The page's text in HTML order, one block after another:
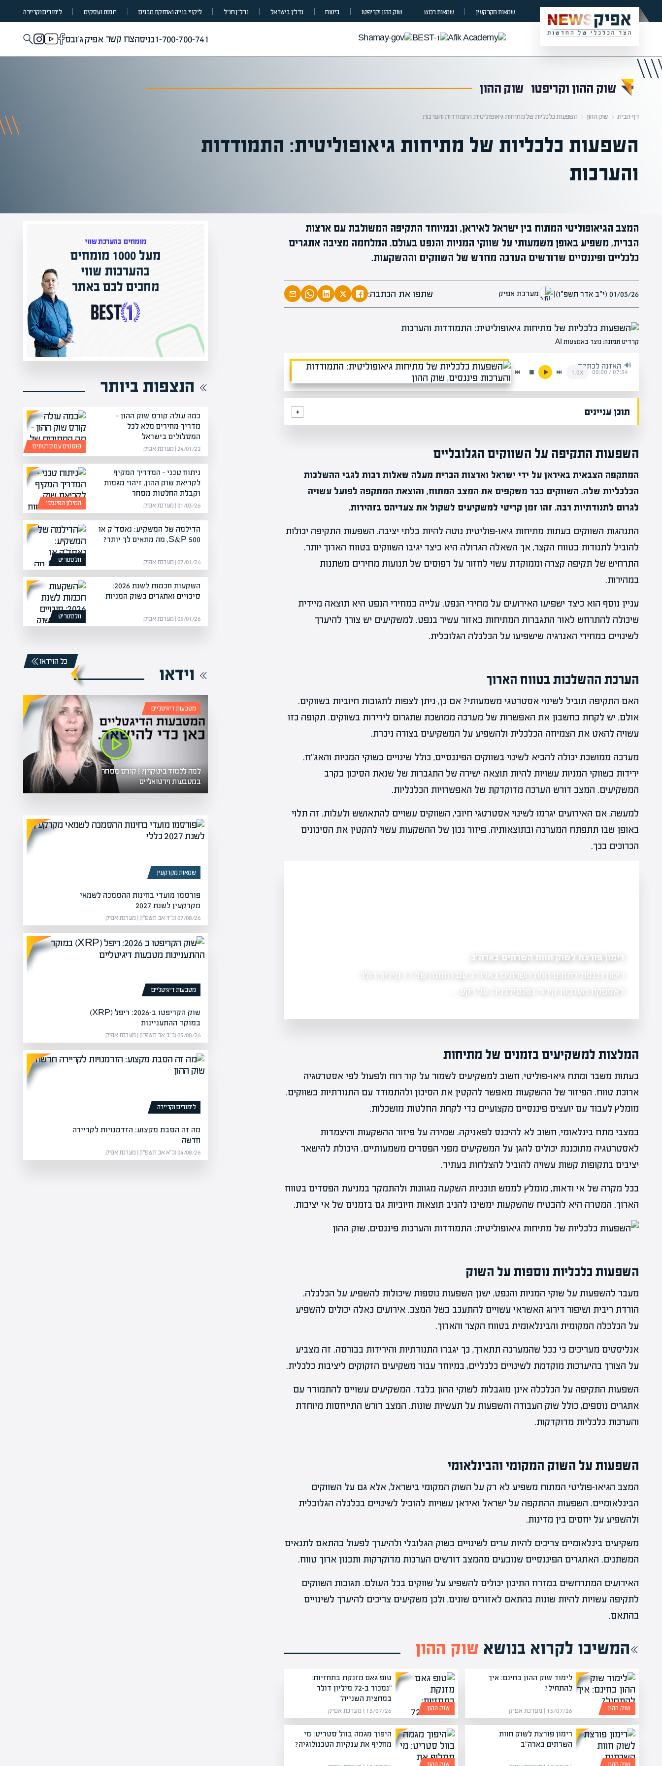
שמאות מקרקעין שמאות רכוש שוק ההון וקריפטו ביטוח נדל”ן בישראל נדל״ן חו״ל ליקויי בנייה ואחזקת מבנים יזמות ועסקים לימודים וקריירה
1-700-700-741כניסהצרו קשר אפיק ג'ובס
שוק ההון וקריפטו שוק ההון
דף הבית ‹ שוק ההון ‹ השפעות כלכליות של מתיחות גיאופוליטית: התמודדות והערכות
השפעות כלכליות של מתיחות גיאופוליטית: התמודדות
והערכות
המצב הגיאופוליטי המתוח בין ישראל לאיראן, ובמיוחד התקיפה המשולבת עם ארצות
הברית, משפיע באופן משמעותי על שווקי המניות והנפט בעולם. המלחמה מציבה אתגרים
כלכליים ופיננסיים שדורשים הערכה מחדש של השווקים וההשקעות.
01/03/26 (י״ב אדר תשפ״ו) | מערכת אפיק שתפו את הכתבה:
קרדיט תמונה: נוצר באמצעות AI
האזנה לכתבה:
07:34
/
00:00
1.0x
תוכן עניינים
השפעות התקיפה על השווקים הגלובליים
המתקפה הצבאית באיראן על ידי ישראל וארצות הברית מעלה שאלות רבות לגבי ההשלכות
הכלכליות שלה. השווקים כבר משקפים את המצב המתוח, והוצאת המתקפה לפועל עשויה
לגרום לתנודתיות רבה. זהו זמן קריטי למשקיעים לשקול את צעדיהם בזהירות.
התנהגות השווקים בעתות מתיחות גיאו-פוליטית נוטה להיות בלתי יציבה. השפעות התקיפה יכולות
להוביל לתנודות בטווח הקצר, אך השאלה הגדולה היא כיצד יגיבו השווקים בטווח הארוך יותר.
התרחיש של תקיפה קצרה וממוקדת עשוי לחזור על דפוסים של תנועות מחירים משתנות
במהירות.
עניין נוסף הוא כיצד ישפיעו האירועים על מחירי הנפט. עלייה במחירי הנפט היא תוצאה מיידית
שיכולה להתרחש לאור התגברות המתיחות באזור עשיר בנפט. למשקיעים יש צורך להיערך
לשינויים במחירי האנרגיה שישפיעו על הכלכלה הגלובלית.
הערכת ההשלכות בטווח הארוך
האם התקיפה תוביל לשינוי אסטרטגי משמעותי? אם כן, ניתן לצפות לתגובות חיוביות בשווקים.
אולם, יש לקחת בחשבון את האפשרות של מערכה ממושכת שתגרום לירידות בשווקים. תקופה כזו
עשויה להאט את הצמיחה הכלכלית ולהשפיע על המשקיעים בצורה ניכרת.
מערכה ממושכת יכולה להביא לשינוי בשווקים הפיננסיים, כולל שינויים בשוקי המניות והאג"ח.
ירידות בשווקי המניות עשויות להיות תוצאה ישירה של התגברות של שנאת הסיכון בקרב
המשקיעים. המצב דורש הערכה מדוקדקת של האפשרויות הכלכליות.
למעשה, אם האירועים יגרמו לשינוי אסטרטגי חיובי, השווקים עשויים להתאושש ולעלות. זה תלוי
באופן שבו תתפתח המערכה ובתוצאותיה. פיזור נכון של ההשקעות עשוי להקטין את הסיכונים
הכרוכים בכך.
רימון פורצת לשוק חוות השרתים בארה"ב
רימון נכנסת לתחום חוות השרתים בארה"ב עם הזמנה של 17 מיליון דולר
לאספקת מערכות קירור בפנסילבניה, על רקע…
היפוך מגמה בוול סטריט: מי מחליף את ענקיות הטכנולוגיה?
המלצות למשקיעים בזמנים של מתיחות
בעתות משבר ומתח גיאו-פוליטי, חשוב למשקיעים לשמור על קור רוח ולפעול לפי אסטרטגיה
ארוכת טווח. הפיזור של ההשקעות מאפשר להקטין את הסיכון ולהתמודד עם התנודתיות בשווקים.
מומלץ לעבוד עם יועצים פיננסיים מקצועיים כדי לקחת החלטות מושכלות.
במצבי מתח בינלאומי, חשוב לא להיכנס לפאניקה. שמירה על פיזור ההשקעות והיצמדות
לאסטרטגיה מתוכננת יכולים להגן על המשקיעים מפני הפסדים משמעותיים. היכולת להישאר
יציבים בתקופות קשות עשויה להוביל להצלחות בעתיד.
בכל מקרה של אי ודאות, מומלץ לממש תוכניות השקעה מגוונות ולהתמקד במניעת הפסדים בטווח
הארוך. המטרה היא להבטיח שהשקעות ימשיכו להניב תוצאות חיוביות גם בזמנים של אי יציבות.
השפעות כלכליות נוספות על השוק
מעבר להשפעות על שוקי המניות והנפט, ישנן השפעות נוספות שיכולות להשפיע על הכלכלה.
הורדת ריבית ושיפור דירוג האשראי עשויים להתעכב בשל המצב. אירועים כאלה יכולים להשפיע
על הכלכלה המקומית והבינלאומית בטווח הקצר והארוך.
אנליסטים מעריכים כי ככל שהמערכה תתארך, כך יגברו התנודתיות והירידות בבורסה. זה מצביע
על הצורך בהיערכות מוקדמת לשינויים כלכליים, במיוחד עבור משקיעים הזקוקים ליציבות כלכלית.
השפעות התקיפה על הכלכלה אינן מוגבלות לשוקי ההון בלבד. המשקיעים עשויים להתמודד עם
אתגרים נוספים, כולל שוק העבודה והשפעות על תעשיות שונות. המצב דורש התייחסות מיוחדת
והערכות כלכליות מדוקדקות.
השפעות על השוק המקומי והבינלאומי
המצב הגיאו-פוליטי המתוח משפיע לא רק על השוק המקומי בישראל, אלא גם על השווקים
הבינלאומיים. השפעות ההתקפה על ישראל ואיראן עשויות להוביל לשינויים בכלכלה הגלובלית
ולהשפיע על יחסים בין מדינות.
משקיעים בינלאומיים צריכים להיות ערים לשינויים בשוק הגלובלי ולהיערך לפעול בהתאם לתנאים
המשתנים. האתגרים הפיננסיים שנובעים מהמצב דורשים הערכות מדוקדקות ותכנון ארוך טווח.
האירועים המתרחשים במזרח התיכון יכולים להשפיע על שווקים בכל העולם. תגובות השווקים
לתקיפה עשויות להיות שונות בהתאם לאזורים שונים, ולכן משקיעים צריכים להיערך לשינויים
בהתאם.
המשיכו לקרוא בנושא שוק ההון
לימוד שוק ההון בחינם: איך
להתחיל?
15/07/26 | מערכת אפיק שוק ההון
טופ גאם מזנקת בתחזיות:
"נמכור ב-72 מיליון דולר
במחצית השנייה"
13/07/26 | מערכת אפיק שוק ההון
רימון פורצת לשוק חוות
השרתים בארה"ב
היפוך מגמה בוול סטריט: מי
מחליף את ענקיות הטכנולוגיה?
המרצים המובילים בישראל
הקריירה החדשה שלך מעבר לפינה!
מומחים בהערכת שווי
מעל 1000 מומחים
בהערכות שווי
מחכים לכם באתר
הנצפות ביותר
פוסטים עם סרטונים
כמה עולה קורס שוק ההון –
מדריך מחירים מלא לכל
המסלולים בישראל
24/01/22 | מערכת אפיק
המילון הפיננסי
ניתוח טכני – המדריך המקיף
לקריאת שוק ההון, זיהוי מגמות
וקבלת החלטות מסחר
01/03/26 | מערכת אפיק
וולסטריט
הדילמה של המשקיע: נאסד"ק או
S&P 500, מה מתאים לך יותר?
07/01/26 | מערכת אפיק
וולסטריט
השקעות חכמות לשנת 2026:
סיכויים ואתגרים בשוק המניות
05/01/26 | מערכת אפיק
וידאו
כל הוידאו
מטבעות דיגיטליים
למה ללמוד ביטקוין? | קורס מסחר
במטבעות וירטואליים
שמאות מקרקעין
פורסמו מועדי בחינות ההסמכה לשמאי
מקרקעין לשנת 2027
07/08/26 (כ״ד אב תשפ״ו) | מערכת אפיק
מטבעות דיגיטליים
שוק הקריפטו ב-2026: ריפל (XRP)
במוקד ההתעניינות
05/08/26 (כ״ב אב תשפ״ו) | מערכת אפיק
לימודים וקריירה
מה זה הסבת מקצוע: הזדמנויות לקריירה
חדשה
04/08/26 (כ״א אב תשפ״ו) | מערכת אפיק